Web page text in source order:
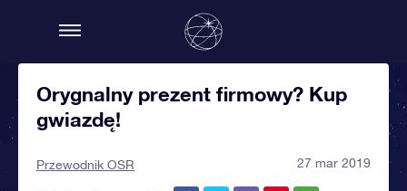
Orygnalny prezent firmowy? Kup
gwiazdę!
Przewodnik OSR 27 mar 2019